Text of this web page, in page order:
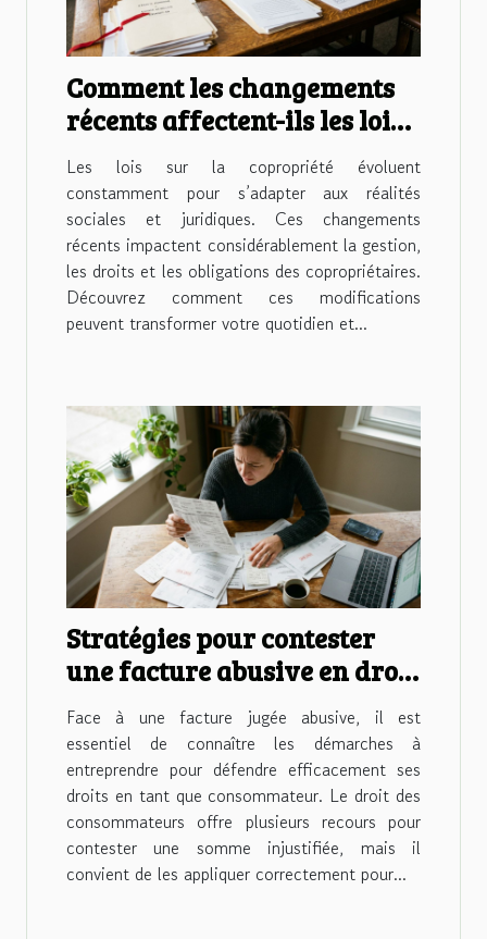
Comment les changements
récents affectent-ils les lois
sur la copropriété?
Les lois sur la copropriété évoluent
constamment pour s’adapter aux réalités
sociales et juridiques. Ces changements
récents impactent considérablement la gestion,
les droits et les obligations des copropriétaires.
Découvrez comment ces modifications
peuvent transformer votre quotidien et...
Stratégies pour contester
une facture abusive en droit
des consommateurs
Face à une facture jugée abusive, il est
essentiel de connaître les démarches à
entreprendre pour défendre efficacement ses
droits en tant que consommateur. Le droit des
consommateurs offre plusieurs recours pour
contester une somme injustifiée, mais il
convient de les appliquer correctement pour...